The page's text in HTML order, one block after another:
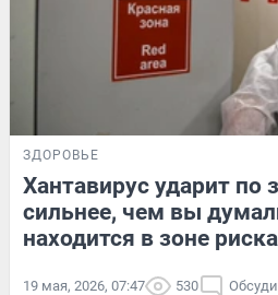
ЗДОРОВЬЕ
Хантавирус ударит по
сильнее, чем вы
находится в зоне риска
19 мая, 2026, 07:47 530